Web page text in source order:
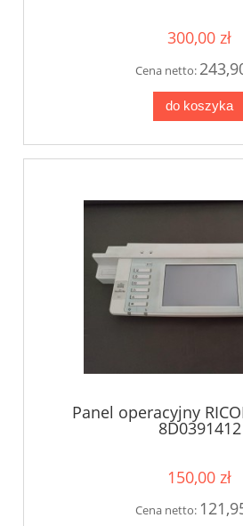
300,00 zł
Cena netto:
do koszyka
Panel operacyjny
8D0391412
150,00 zł
Cena netto: